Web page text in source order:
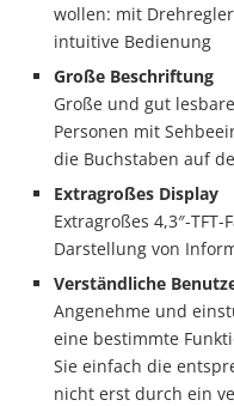
wollen: mit
intuitive Bedienung
Große Beschriftung
Große und gut
Personen mit
die Buchstaben auf
Extragroßes Display
Extragroßes 4,3″-
Darstellung von
Verständliche
Angenehme und
eine bestimmte
Sie einfach die
nicht erst durch ein